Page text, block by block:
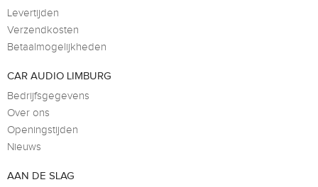
Levertijden
Verzendkosten
Betaalmogelijkheden
CAR AUDIO LIMBURG
Bedrijfsgegevens
Over ons
Openingstijden
Nieuws
AAN DE SLAG